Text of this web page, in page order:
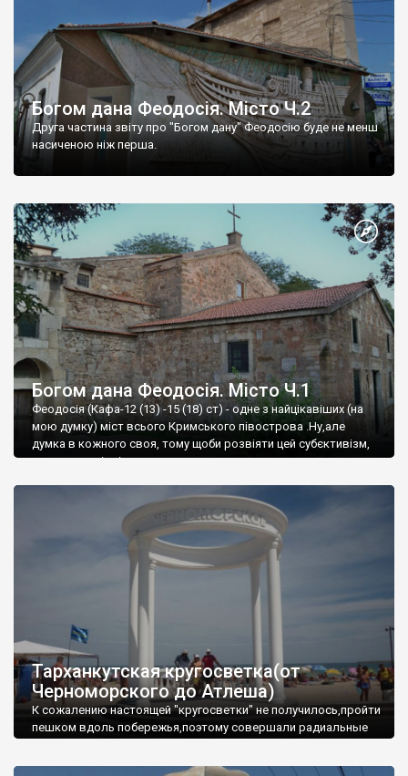
Богом дана Феодосія. Місто Ч.2
Друга частина звіту про "Богом дану" Феодосію буде не менш
насиченою ніж перша.
Богом дана Феодосія. Місто Ч.1
Феодосія (Кафа-12 (13) -15 (18) ст) - одне з найцікавіших (на
мою думку) міст всього Кримського півострова .Ну,але
думка в кожного своя, тому щоби розвіяти цей субєктивізм,
запрошую відвідати це
Тарханкутская кругосветка(от
Черноморского до Атлеша)
К сожалению настоящей "кругосветки" не получилось,пройти
пешком вдоль побережья,поэтому совершали радиальные